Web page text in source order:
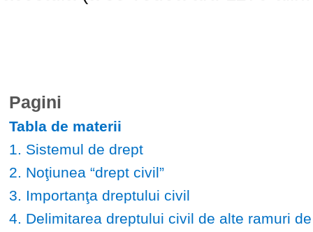
Pagini
Tabla de materii
1. Sistemul de drept
2. Noţiunea “drept civil”
3. Importanţa dreptului civil
4. Delimitarea dreptului civil de alte ramuri